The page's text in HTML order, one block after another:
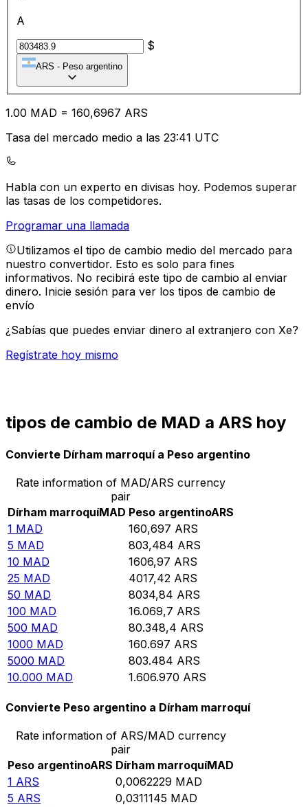
A
$
ARS - Peso argentino
1.00 MAD = 160,6967 ARS
Tasa del mercado medio a las 23:41 UTC
Habla con un experto en divisas hoy. Podemos superar
las tasas de los competidores.
Programar una llamada
Utilizamos el tipo de cambio medio del mercado para
nuestro convertidor. Esto es solo para fines
informativos. No recibirá este tipo de cambio al enviar
dinero. Inicie sesión para ver los tipos de cambio de
envío
¿Sabías que puedes enviar dinero al extranjero con Xe?
Regístrate hoy mismo
tipos de cambio de MAD a ARS hoy
Convierte Dírham marroquí a Peso argentino
Rate information of MAD/ARS currency
pair
Dírham marroquíMAD Peso argentinoARS
1 MAD 160,697 ARS
5 MAD 803,484 ARS
10 MAD 1606,97 ARS
25 MAD 4017,42 ARS
50 MAD 8034,84 ARS
100 MAD 16.069,7 ARS
500 MAD 80.348,4 ARS
1000 MAD 160.697 ARS
5000 MAD 803.484 ARS
10.000 MAD 1.606.970 ARS
Convierte Peso argentino a Dírham marroquí
Rate information of ARS/MAD currency
pair
Peso argentinoARS Dírham marroquíMAD
1 ARS 0,0062229 MAD
5 ARS 0,0311145 MAD